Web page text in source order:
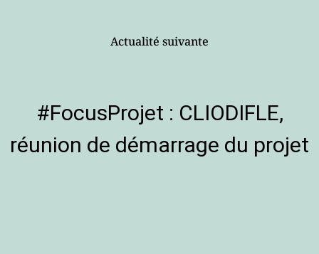
Actualité suivante
#FocusProjet : CLIODIFLE,
réunion de démarrage du projet